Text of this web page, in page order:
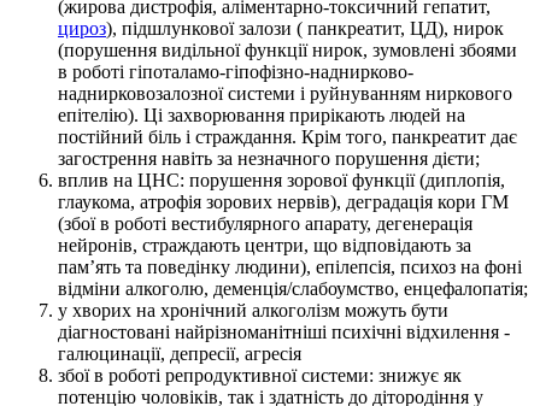
(жирова дистрофія, аліментарно-токсичний гепатит,
цироз), підшлункової залози ( панкреатит, ЦД), нирок
(порушення видільної функції нирок, зумовлені збоями
в роботі гіпоталамо-гіпофізно-наднирково-
наднирковозалозної системи і руйнуванням ниркового
епітелію). Ці захворювання прирікають людей на
постійний біль і страждання. Крім того, панкреатит дає
загострення навіть за незначного порушення дієти;
вплив на ЦНС: порушення зорової функції (диплопія,
глаукома, атрофія зорових нервів), деградація кори ГМ
(збої в роботі вестибулярного апарату, дегенерація
нейронів, страждають центри, що відповідають за
пам’ять та поведінку людини), епілепсія, психоз на фоні
відміни алкоголю, деменція/слабоумство, енцефалопатія;
у хворих на хронічний алкоголізм можуть бути
діагностовані найрізноманітніші психічні відхилення -
галюцинації, депресії, агресія
збої в роботі репродуктивної системи: знижує як
потенцію чоловіків, так і здатність до дітородіння у